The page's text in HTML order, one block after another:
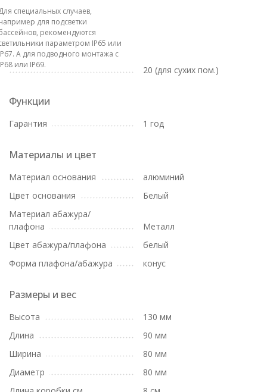
специальных случаев,
для подсветки
рекомендуются
параметром IP65 или
А для подводного монтажа с
или IP69.
20 (для сухих пом.)
Функции
Гарантия 1 год
Материалы и цвет
Материал основания
алюминий
Цвет основания
Белый
Материал абажура/
плафона
Металл
Цвет абажура/плафона
белый
Форма плафона/абажура
конус
Размеры и вес
Высота
130 мм
Длина
90 мм
Ширина
80 мм
Диаметр
80 мм